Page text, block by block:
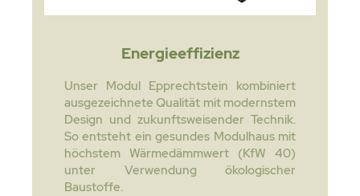
Energieeffizienz
Unser Modul Epprechtstein kombiniert
ausgezeichnete Qualität mit modernstem
Design und zukunftsweisender Technik.
So entsteht ein gesundes Modulhaus mit
höchstem Wärmedämmwert (KfW 40)
unter Verwendung ökologischer
Baustoffe.